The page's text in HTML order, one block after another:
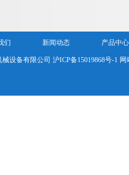
们 新闻动态 产品中心
械设备有限公司沪ICP备15019868号-1 网